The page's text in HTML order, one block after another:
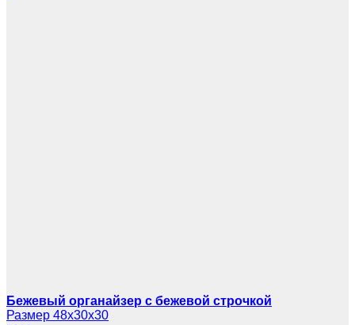
Бежевый органайзер с бежевой строчкой
Размер 48х30х30